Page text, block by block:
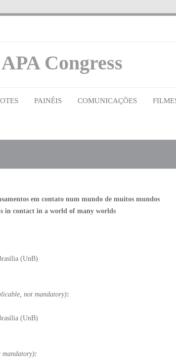
Congress
PAINÉIS COMUNICAÇÕES
em contato num mundo de muitos mundos
in contact in a world of many worlds
(UnB)
not mandatory):
(UnB)
: